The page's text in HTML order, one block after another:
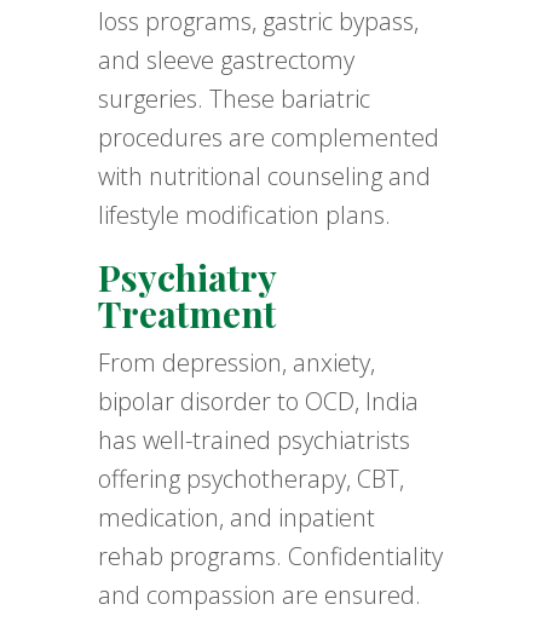
loss programs, gastric bypass,
and sleeve gastrectomy
surgeries. These bariatric
procedures are complemented
with nutritional counseling and
lifestyle modification plans.
Psychiatry
Treatment
From depression, anxiety,
bipolar disorder to OCD, India
has well-trained psychiatrists
offering psychotherapy, CBT,
medication, and inpatient
rehab programs. Confidentiality
and compassion are ensured.